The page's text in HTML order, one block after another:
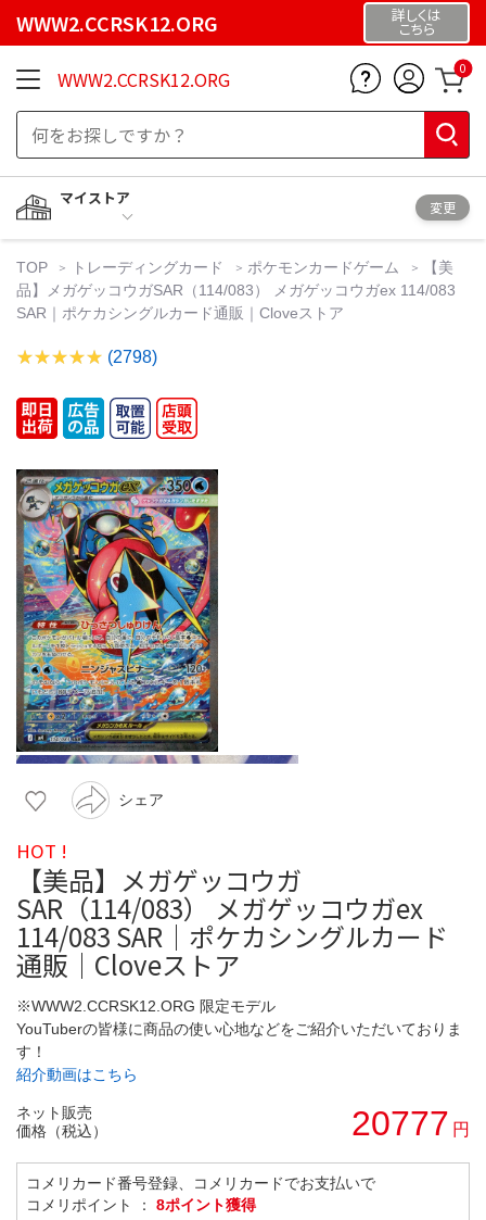
WWW2.CCRSK12.ORG 詳しくは
こちら
WWW2.CCRSK12.ORG 0
マイストア
変更
TOP トレーディングカード ポケモンカードゲーム
【美
品】メガゲッコウガSAR（114/083） メガゲッコウガex 114/083
SAR｜ポケカシングルカード通販｜Cloveストア
(2798)
シェア
HOT !
【美品】メガゲッコウガ
SAR（114/083） メガゲッコウガex
114/083 SAR｜ポケカシングルカード
通販｜Cloveストア
※WWW2.CCRSK12.ORG 限定モデル
YouTuberの皆様に商品の使い心地などをご紹介いただいておりま
す！
紹介動画はこちら
ネット販売
価格（税込）
20777 円
コメリカード番号登録、コメリカードでお支払いで
コメリポイント ： 8ポイント獲得